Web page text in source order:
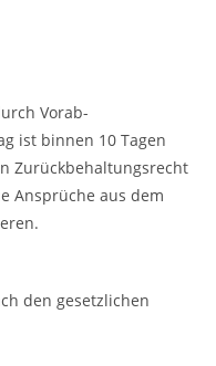
Vorab-
ist binnen 10 Tagen
Zurückbehaltungsrecht
Ansprüche aus dem
den gesetzlichen